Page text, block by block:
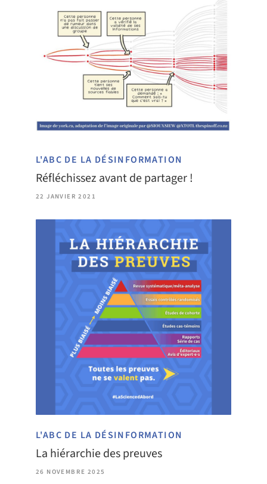
L'ABC DE LA DÉSINFORMATION
Réfléchissez avant de partager !
22 JANVIER 2021
L'ABC DE LA DÉSINFORMATION
La hiérarchie des preuves
26 NOVEMBRE 2025